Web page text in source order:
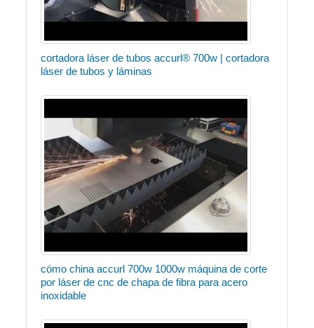
cortadora láser de tubos accurl® 700w | cortadora
láser de tubos y láminas
cómo china accurl 700w 1000w máquina de corte
por láser de cnc de chapa de fibra para acero
inoxidable